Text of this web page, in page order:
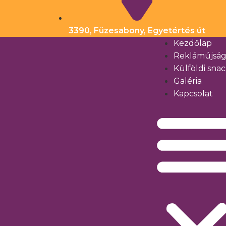
3390, Füzesabony, Egyetértés út
Kezdőlap
Reklámújság
Külföldi
Galéria
Kapcsolat